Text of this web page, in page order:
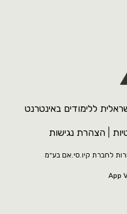
ללימודים באינטרנט
הצהרת נגישות
לחברת קיו.סי.אם בע״מ
App